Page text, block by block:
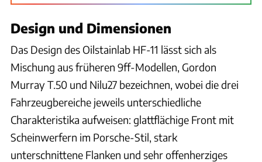
Design und Dimensionen
Das Design des Oilstainlab HF-11 lässt sich als
Mischung aus früheren 9ff-Modellen, Gordon
Murray T.50 und Nilu27 bezeichnen, wobei die drei
Fahrzeugbereiche jeweils unterschiedliche
Charakteristika aufweisen: glattflächige Front mit
Scheinwerfern im Porsche-Stil, stark
unterschnittene Flanken und sehr offenherziges